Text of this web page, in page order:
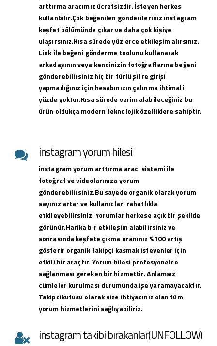
arttırma aracımız ücretsizdir. İsteyen herkes
kullanbilir.Çok beğenilen gönderileriniz instagram
keşfet bölümünde çıkar ve daha çok kişiye
ulaşırsınız.Kısa sürede yüzlerce etkileşim alırsınız.
Link ile beğeni gönderme toolunu kullanarak
arkadaşının veya kendinizin fotoğraflarına beğeni
gönderebilirsiniz hiç bir türlü şifre girişi
yapmadığınız için hesabınızın çalınma ihtimali
yüzde yoktur.Kısa sürede verim alabileceğiniz bu
ürün oldukça modern teknolojik özelliklere sahiptir.
instagram yorum hilesi
instagram yorum arttırma aracı sistemi ile
fotoğraf ve videolarınıza yorum
gönderebilirsiniz.Bu sayede organik olarak yorum
sayınız artar ve kullanıcları rahatlıkla
etkileyebilirsiniz. Yorumlar herkese açık bir şekilde
görünür.Harika bir etkileşim alabilirsiniz ve
sonrasında keşfete çıkma oranınız %100 artış
gösterir organik takipçi kasmak isteyenler için
etkili bir araçtır. Yorum hilesi profesyonelce
sağlanması gereken bir hizmettir. Anlamsız
cümleler kurulması durumunda işe yaramayacaktır.
Takipcikutusu olarak size ihtiyacınız olan tüm
yorum hizmetlerini sağlıyabiliriz.
instagram takibi bırakanlar(UNFOLLOW)